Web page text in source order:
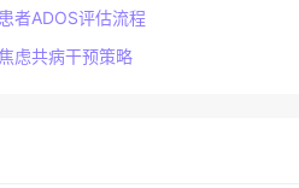
者ADOS评估流程
虑共病干预策略